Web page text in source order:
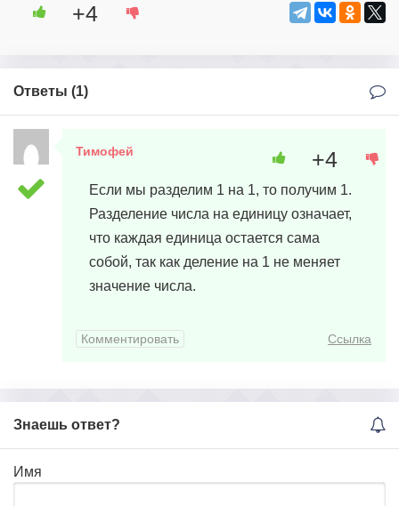
+4
Ответы (1)
Тимофей
Если мы разделим 1 на 1, то получим 1.
Разделение числа на единицу означает,
что каждая единица остается сама
собой, так как деление на 1 не меняет
значение числа.
+4
Комментировать Ссылка
Знаешь ответ?
Имя